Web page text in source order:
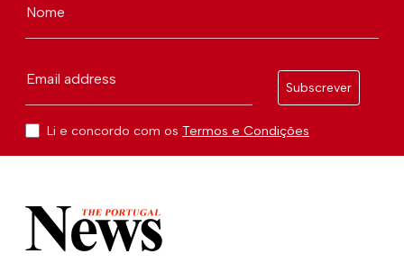
Nome
Email address
Subscrever
Li e concordo com os Termos e Condições